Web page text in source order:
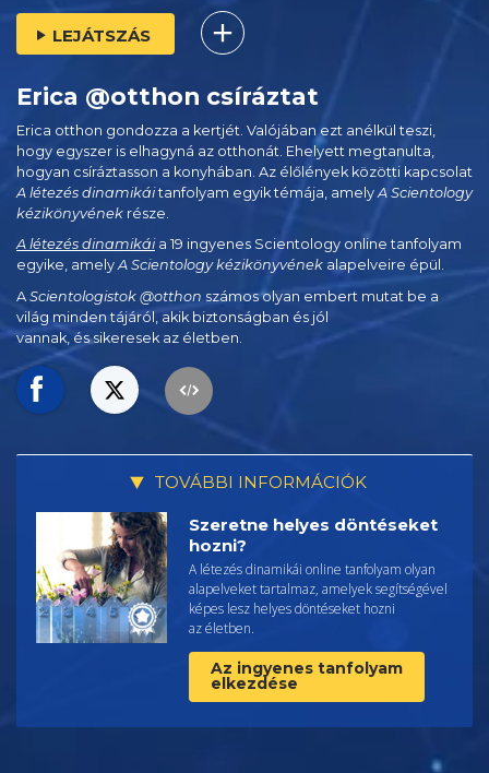
LEJÁTSZÁS
Erica @otthon csíráztat
Erica otthon gondozza a kertjét. Valójában ezt anélkül teszi,
hogy egyszer is elhagyná az otthonát. Ehelyett megtanulta,
hogyan csíráztasson a konyhában. Az élőlények közötti kapcsolat
A létezés dinamikáitanfolyam egyik témája, amely A Scientology
kézikönyvének része.
A létezés dinamikáia 19 ingyenes Scientology online tanfolyam
egyike, amelyA Scientology kézikönyvének alapelveire épül.
A Scientologistok @otthon számos olyan embert mutat be a
világ minden tájáról, akik biztonságban és jól
vannak, és sikeresek az életben.
TOVÁBBI INFORMÁCIÓK
Szeretne helyes döntéseket
hozni?
A létezés dinamikái online tanfolyam olyan
alapelveket tartalmaz, amelyek segítségével
képes lesz helyes döntéseket hozni
az életben.
Az ingyenes tanfolyam
elkezdése